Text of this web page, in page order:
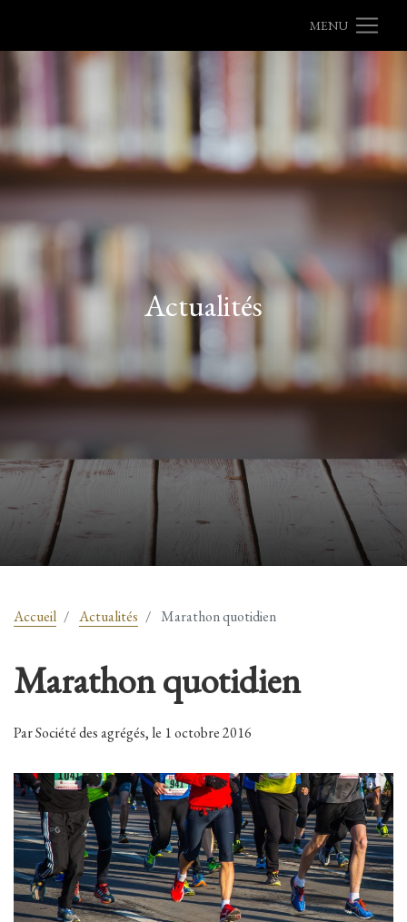
MENU
Actualités
Accueil Actualités Marathon quotidien
Marathon quotidien
Par Société des agrégés, le 1 octobre 2016